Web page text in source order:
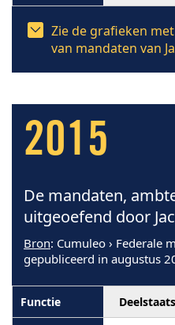
Zie de grafieken
van mandaten van
2015
De mandaten,
uitgeoefend door
Bron: Cumuleo › Federale
gepubliceerd in augustus